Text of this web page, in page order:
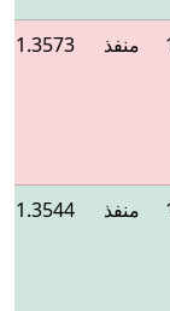
منفذ 1.3573
منفذ 1.3544